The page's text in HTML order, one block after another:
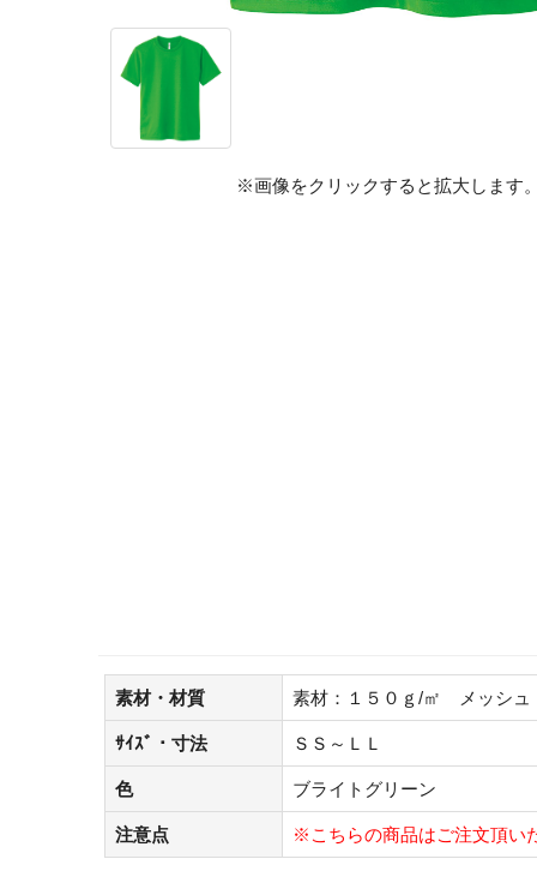
※画像をクリックすると拡大します
素材・材質 素材：１５０ｇ/㎡ メッシ
ｻｲｽﾞ・寸法 ＳＳ～ＬＬ
色 ブライトグリーン
注意点 ※こちらの商品はご注文頂い